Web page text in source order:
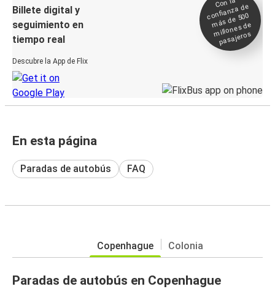
Billete digital y
seguimiento en
tiempo real
Descubre la App de Flix
confianza de
más de 500
millones de
pasajeros
En esta página
Paradas de autobús FAQ
Copenhague Colonia
Paradas de autobús en Copenhague